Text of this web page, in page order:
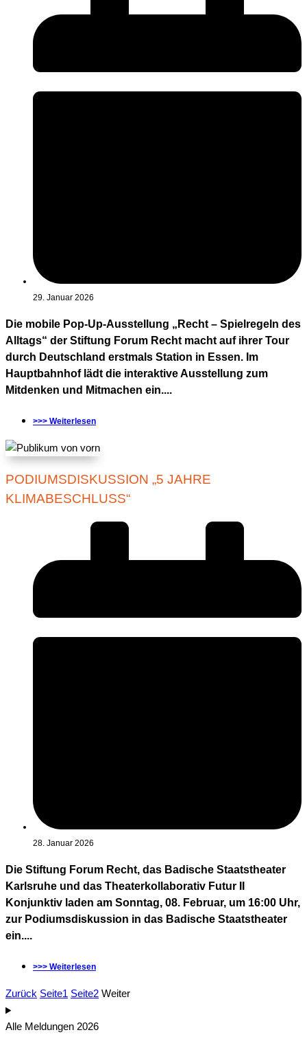
29. Januar 2026
Die mobile Pop-Up-Ausstellung „Recht – Spielregeln des
Alltags“ der Stiftung Forum Recht macht auf ihrer Tour
durch Deutschland erstmals Station in Essen. Im
Hauptbahnhof lädt die interaktive Ausstellung zum
Mitdenken und Mitmachen ein....
>>> Weiterlesen
PODIUMSDISKUSSION „5 JAHRE
KLIMABESCHLUSS“
28. Januar 2026
Die Stiftung Forum Recht, das Badische Staatstheater
Karlsruhe und das Theaterkollaborativ Futur II
Konjunktiv laden am Sonntag, 08. Februar, um 16:00 Uhr,
zur Podiumsdiskussion in das Badische Staatstheater
ein....
>>> Weiterlesen
Zurück Seite1 Seite2 Weiter
Alle Meldungen 2026